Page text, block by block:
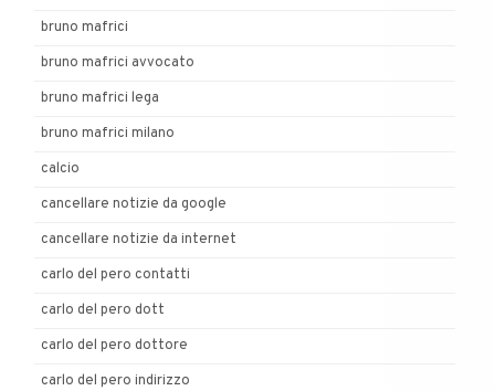
bruno mafrici
bruno mafrici avvocato
bruno mafrici lega
bruno mafrici milano
calcio
cancellare notizie da google
cancellare notizie da internet
carlo del pero contatti
carlo del pero dott
carlo del pero dottore
carlo del pero indirizzo